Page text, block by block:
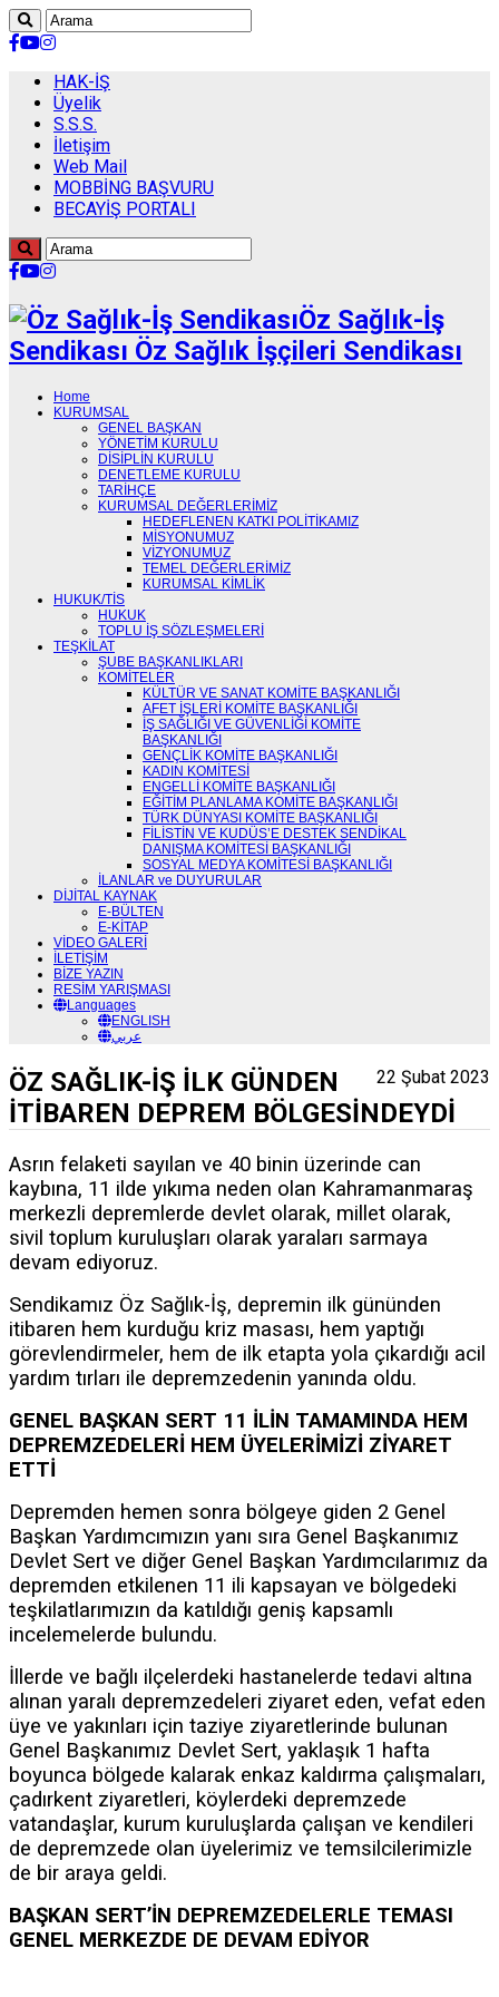
HAK-İŞ
Üyelik
S.S.S.
İletişim
Web Mail
MOBBİNG BAŞVURU
BECAYİŞ PORTALI
Öz Sağlık-İş
Sendikası Öz Sağlık İşçileri Sendikası
Home
KURUMSAL
GENEL BAŞKAN
YÖNETİM KURULU
DİSİPLİN KURULU
DENETLEME KURULU
TARİHÇE
KURUMSAL DEĞERLERİMİZ
HEDEFLENEN KATKI POLİTİKAMIZ
MİSYONUMUZ
VİZYONUMUZ
TEMEL DEĞERLERİMİZ
KURUMSAL KİMLİK
HUKUK/TİS
HUKUK
TOPLU İŞ SÖZLEŞMELERİ
TEŞKİLAT
ŞUBE BAŞKANLIKLARI
KOMİTELER
KÜLTÜR VE SANAT KOMİTE BAŞKANLIĞI
AFET İŞLERİ KOMİTE BAŞKANLIĞI
İŞ SAĞLIĞI VE GÜVENLİĞİ KOMİTE
BAŞKANLIĞI
GENÇLİK KOMİTE BAŞKANLIĞI
KADIN KOMİTESİ
ENGELLİ KOMİTE BAŞKANLIĞI
EĞİTİM PLANLAMA KOMİTE BAŞKANLIĞI
TÜRK DÜNYASI KOMİTE BAŞKANLIĞI
FİLİSTİN VE KUDÜS’E DESTEK SENDİKAL
DANIŞMA KOMİTESİ BAŞKANLIĞI
SOSYAL MEDYA KOMİTESİ BAŞKANLIĞI
İLANLAR ve DUYURULAR
DİJİTAL KAYNAK
E-BÜLTEN
E-KİTAP
VİDEO GALERİ
İLETİŞİM
BİZE YAZIN
RESİM YARIŞMASI
Languages
ENGLISH
عربي
22 Şubat 2023
ÖZ SAĞLIK-İŞ İLK GÜNDEN
İTİBAREN DEPREM BÖLGESİNDEYDİ
Asrın felaketi sayılan ve 40 binin üzerinde can
kaybına, 11 ilde yıkıma neden olan Kahramanmaraş
merkezli depremlerde devlet olarak, millet olarak,
sivil toplum kuruluşları olarak yaraları sarmaya
devam ediyoruz.
Sendikamız Öz Sağlık-İş, depremin ilk gününden
itibaren hem kurduğu kriz masası, hem yaptığı
görevlendirmeler, hem de ilk etapta yola çıkardığı acil
yardım tırları ile depremzedenin yanında oldu.
GENEL BAŞKAN SERT 11 İLİN TAMAMINDA HEM
DEPREMZEDELERİ HEM ÜYELERİMİZİ ZİYARET
ETTİ
Depremden hemen sonra bölgeye giden 2 Genel
Başkan Yardımcımızın yanı sıra Genel Başkanımız
Devlet Sert ve diğer Genel Başkan Yardımcılarımız da
depremden etkilenen 11 ili kapsayan ve bölgedeki
teşkilatlarımızın da katıldığı geniş kapsamlı
incelemelerde bulundu.
İllerde ve bağlı ilçelerdeki hastanelerde tedavi altına
alınan yaralı depremzedeleri ziyaret eden, vefat eden
üye ve yakınları için taziye ziyaretlerinde bulunan
Genel Başkanımız Devlet Sert, yaklaşık 1 hafta
boyunca bölgede kalarak enkaz kaldırma çalışmaları,
çadırkent ziyaretleri, köylerdeki depremzede
vatandaşlar, kurum kuruluşlarda çalışan ve kendileri
de depremzede olan üyelerimiz ve temsilcilerimizle
de bir araya geldi.
BAŞKAN SERT’İN DEPREMZEDELERLE TEMASI
GENEL MERKEZDE DE DEVAM EDİYOR